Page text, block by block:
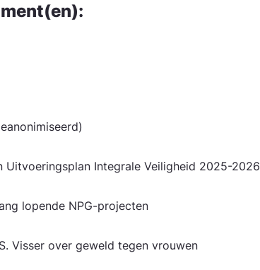
Uitvoeringsplan Integrale Veiligheid 2025-2026
lopende NPG-projecten
Visser over geweld tegen vrouwen